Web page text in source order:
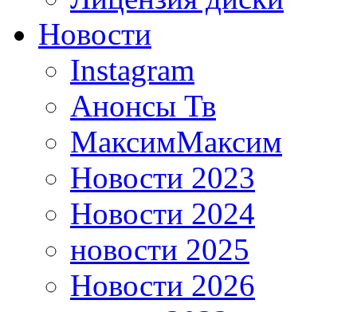
Новости
Instagram
Анонсы Тв
МаксимМаксим
Новости 2023
Новости 2024
новости 2025
Новости 2026